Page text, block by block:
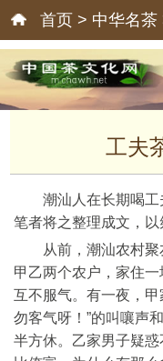
首页 > 中华名茶
工夫
潮汕人在长期喝工
笔者将之整理成文，以
从前，潮汕农村
甲乙两个农户，家住
互不服气。有一夜，甲
勿客气呀！”的叫嚷声
半方休。乙家男子疑